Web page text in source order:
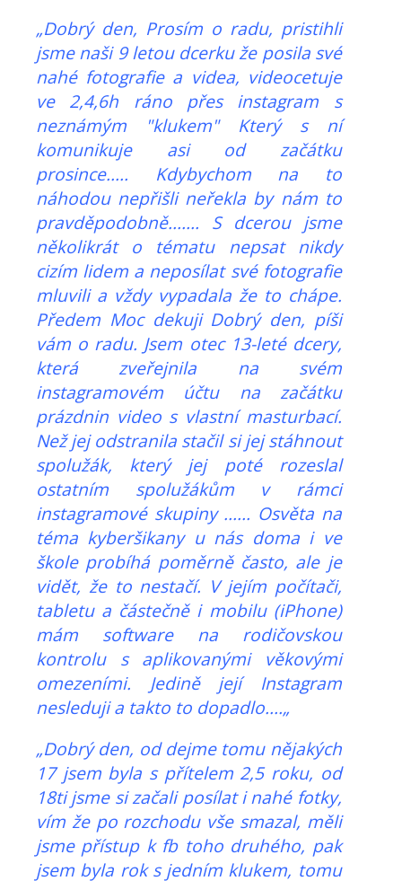
„Dobrý den, Prosím o radu, pristihli
jsme naši 9 letou dcerku že posila své
nahé fotografie a videa, videocetuje
ve 2,4,6h ráno přes instagram s
neznámým "klukem" Který s ní
komunikuje asi od začátku
prosince..... Kdybychom na to
náhodou nepřišli neřekla by nám to
pravděpodobně....... S dcerou jsme
několikrát o tématu nepsat nikdy
cizím lidem a neposílat své fotografie
mluvili a vždy vypadala že to chápe.
Předem Moc dekuji Dobrý den, píši
vám o radu. Jsem otec 13-leté dcery,
která zveřejnila na svém
instagramovém účtu na začátku
prázdnin video s vlastní masturbací.
Než jej odstranila stačil si jej stáhnout
spolužák, který jej poté rozeslal
ostatním spolužákům v rámci
instagramové skupiny ...... Osvěta na
téma kyberšikany u nás doma i ve
škole probíhá poměrně často, ale je
vidět, že to nestačí. V jejím počítači,
tabletu a částečně i mobilu (iPhone)
mám software na rodičovskou
kontrolu s aplikovanými věkovými
omezeními. Jedině její Instagram
nesleduji a takto to dopadlo....„
„Dobrý den, od dejme tomu nějakých
17 jsem byla s přítelem 2,5 roku, od
18ti jsme si začali posílat i nahé fotky,
vím že po rozchodu vše smazal, měli
jsme přístup k fb toho druhého, pak
jsem byla rok s jedním klukem, tomu